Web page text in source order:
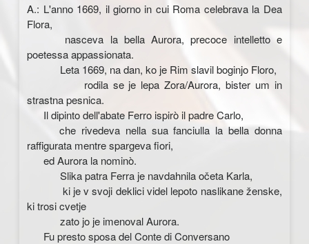
A.: L'anno 1669, il giorno in cui Roma celebrava la Dea
Flora,
nasceva la bella Aurora, precoce intelletto e
poetessa appassionata.
Leta 1669, na dan, ko je Rim slavil boginjo Floro,
rodila se je lepa Zora/Aurora, bister um in
strastna pesnica.
Il dipinto dell'abate Ferro ispirò il padre Carlo,
che rivedeva nella sua fanciulla la bella donna
raffigurata mentre spargeva fiori,
ed Aurora la nominò.
Slika patra Ferra je navdahnila očeta Karla,
ki je v svoji deklici videl lepoto naslikane ženske,
ki trosi cvetje
zato jo je imenoval Aurora.
Fu presto sposa del Conte di Conversano